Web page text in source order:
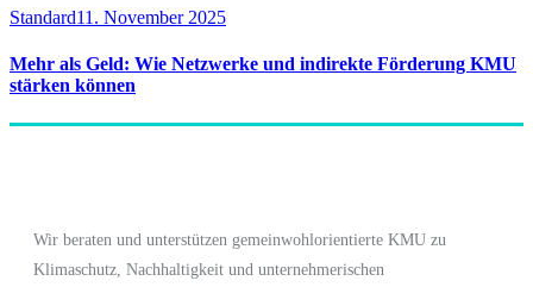
Standard11. November 2025
Mehr als Geld: Wie Netzwerke und indirekte Förderung KMU
stärken können
Wir beraten und unterstützen gemeinwohlorientierte KMU zu
Klimaschutz, Nachhaltigkeit und unternehmerischen